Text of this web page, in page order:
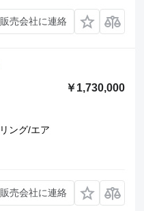
販売会社に連絡
￥1,730,000
ング/エア
販売会社に連絡